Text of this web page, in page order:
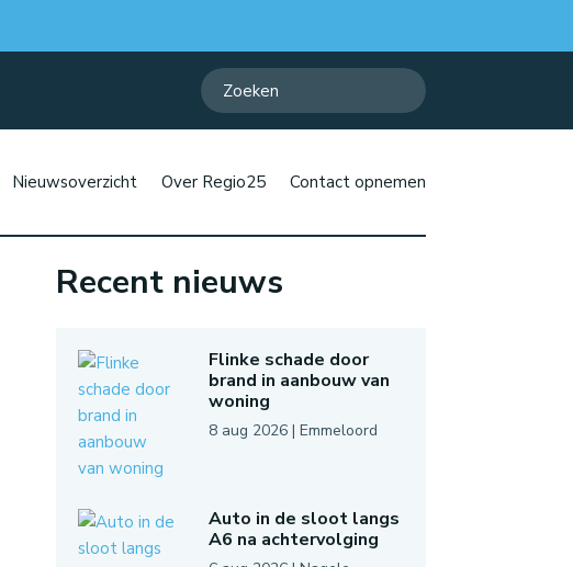
Nieuwsoverzicht Over Regio25 Contact opnemen
Recent nieuws
Flinke schade door
brand in aanbouw van
woning
8 aug 2026| Emmeloord
Auto in de sloot langs
A6 na achtervolging